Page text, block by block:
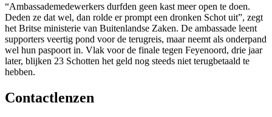
“Ambassademedewerkers durfden geen kast meer open te doen.
Deden ze dat wel, dan rolde er prompt een dronken Schot uit”, zegt
het Britse ministerie van Buitenlandse Zaken. De ambassade leent
supporters veertig pond voor de terugreis, maar neemt als onderpand
wel hun paspoort in. Vlak voor de finale tegen Feyenoord, drie jaar
later, blijken 23 Schotten het geld nog steeds niet terugbetaald te
hebben.
Contactlenzen